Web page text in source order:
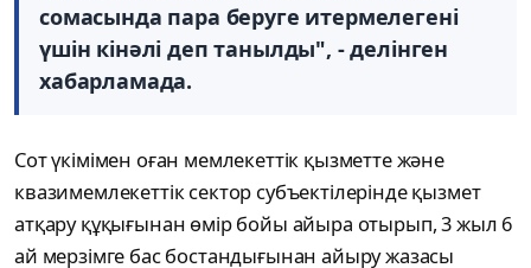
сомасында пара беруге итермелегені
үшін кінәлі деп танылды", - делінген
хабарламада.
Сот үкімімен оған мемлекеттік қызметте және
квазимемлекеттік сектор субъектілерінде қызмет
атқару құқығынан өмір бойы айыра отырып, 3 жыл 6
ай мерзімге бас бостандығынан айыру жазасы